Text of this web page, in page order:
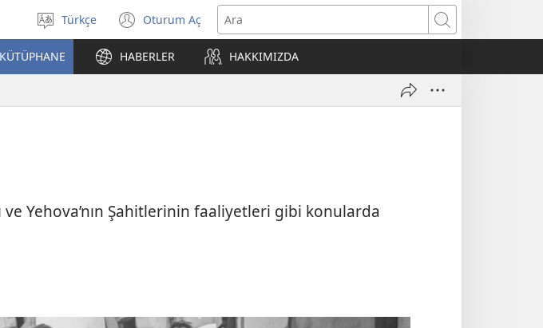
Dil
seçin
Türkçe Oturum Aç
(yeni
pencere
açar)
Ara
KÜTÜPHANE HABERLER HAKKIMIZDA
ve Yehova’nın Şahitlerinin faaliyetleri gibi konularda